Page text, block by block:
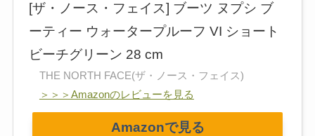
[ザ・ノース・フェイス] ブーツ ヌプシ ブ
ーティー ウォータープルーフ VI ショート
ビーチグリーン 28 cm
THE NORTH FACE(ザ・ノース・フェイス)
＞＞＞Amazonのレビューを見る
Amazonで見る